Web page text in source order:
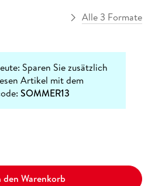
Alle 3 Formate
Sparen Sie zusätzlich
Artikel mit dem
SOMMER13
den Warenkorb